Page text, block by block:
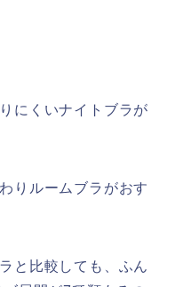
にくいナイトブラが
りルームブラがおす
と比較しても、ふん